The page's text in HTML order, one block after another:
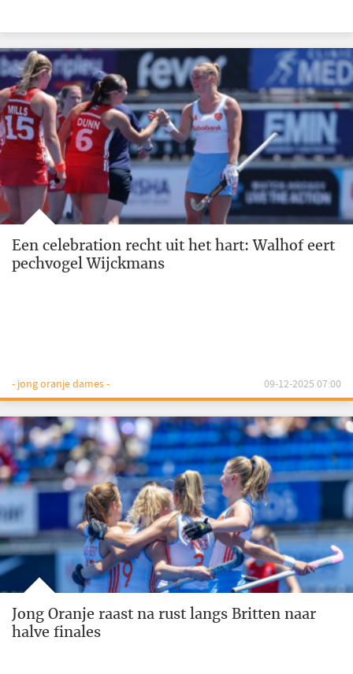
Een celebration recht uit het hart: Walhof eert
pechvogel Wijckmans
- jong oranje dames - 09-12-2025 07:00
Jong Oranje raast na rust langs Britten naar
halve finales